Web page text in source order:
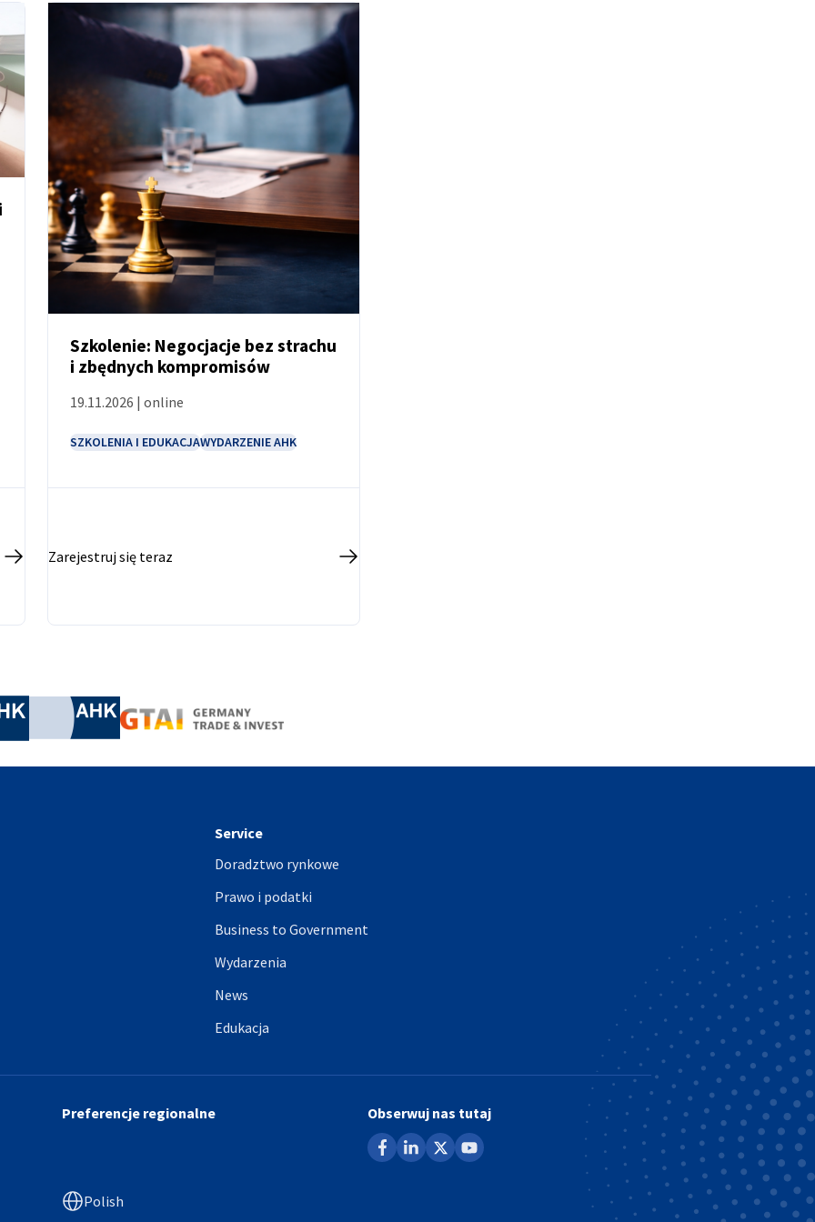
Szkolenie: Negocjacje bez strachu
i zbędnych kompromisów
19.11.2026 | online
SZKOLENIA I EDUKACJAWYDARZENIE AHK
Zarejestruj się teraz
of Commerce and Industry
Chamber of Commerce and Industry
AHK.de
Service
Doradztwo rynkowe
Prawo i podatki
Business to Government
Wydarzenia
News
Edukacja
Preferencje regionalne
Polish
Obserwuj nas tutaj
facebook
linkedin
x youtube